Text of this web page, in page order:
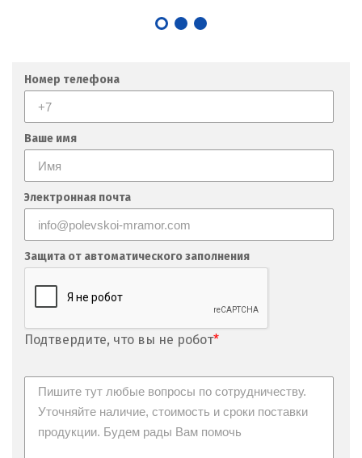
Наро-Фоминск
Невьянск
Нефтеюганск
Нижневартовск
Нижний Тагил
Новокузнецк
Новороссийск
Номер телефона
Ваше имя
Электронная почта
Защита от автоматического заполнения
Подтвердите, что вы не робот*